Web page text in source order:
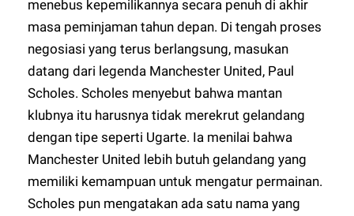
menebus kepemilikannya secara penuh di akhir
masa peminjaman tahun depan. Di tengah proses
negosiasi yang terus berlangsung, masukan
datang dari legenda Manchester United, Paul
Scholes. Scholes menyebut bahwa mantan
klubnya itu harusnya tidak merekrut gelandang
dengan tipe seperti Ugarte. Ia menilai bahwa
Manchester United lebih butuh gelandang yang
memiliki kemampuan untuk mengatur permainan.
Scholes pun mengatakan ada satu nama yang